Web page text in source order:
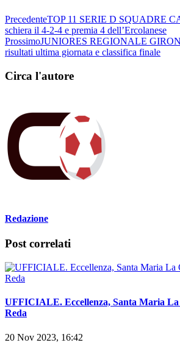
PrecedenteTOP 11 SERIE D SQUADRE
schiera il 4-2-4 e premia 4 dell’Ercolanese
ProssimoJUNIORES REGIONALE
risultati ultima giornata e classifica finale
Circa l'autore
Redazione
Post correlati
UFFICIALE. Eccellenza, Santa Maria
Reda
20 Nov 2023, 16:42